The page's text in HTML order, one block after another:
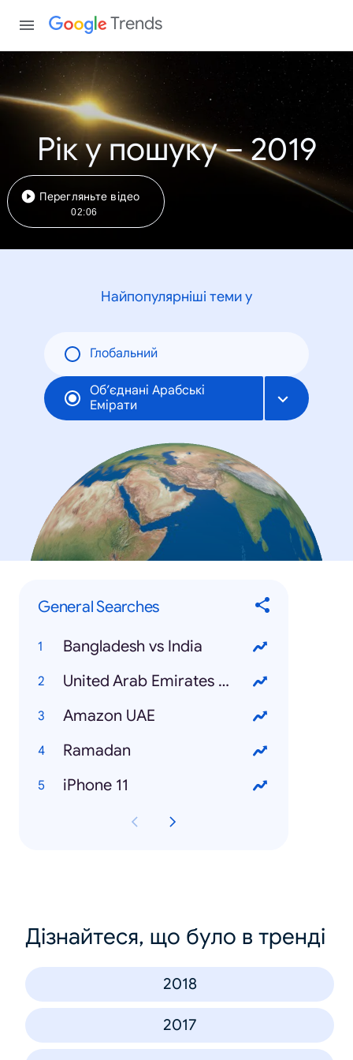
Trends
Рік у пошуку – 2019
Перегляньте відео
02:06
Найпопулярніші теми у
Глобальний
Об’єднані Арабські
Емірати
General Searches
Bangladesh vs India
United Arab Emirates National Day
Amazon UAE
Ramadan
iPhone 11
Дізнайтеся, що було в тренді
2018
2017